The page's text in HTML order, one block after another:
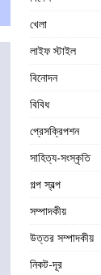
খেলা
লাইফ স্টাইল
বিনোদন
বিবিধ
প্রেসক্রিপশন
সাহিত্য-সংস্কৃতি
গল্প স্বল্প
সম্পাদকীয়
উত্তর সম্পাদকীয়
নিকট-দূর